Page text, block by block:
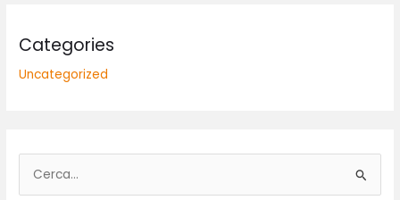
Categories
Uncategorized